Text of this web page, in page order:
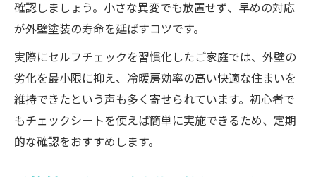
確認しましょう。小さな異変でも放置せず、早めの対応
が外壁塗装の寿命を延ばすコツです。
実際にセルフチェックを習慣化したご家庭では、外壁の
劣化を最小限に抑え、冷暖房効率の高い快適な住まいを
維持できたという声も多く寄せられています。初心者で
もチェックシートを使えば簡単に実施できるため、定期
的な確認をおすすめします。